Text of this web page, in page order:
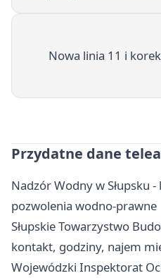
Nowa linia 11 i
Przydatne dane
Nadzór Wodny w Słupsku
pozwolenia wodno-prawne
Słupskie Towarzystwo
kontakt, godziny, najem
Wojewódzki Inspektorat